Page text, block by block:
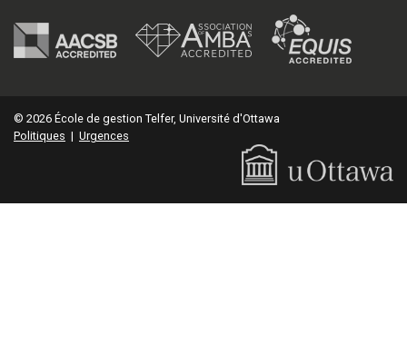
© 2026 École de gestion Telfer, Université d'Ottawa
Politiques | Urgences